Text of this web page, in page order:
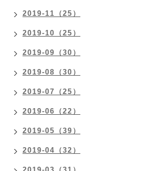
2019-11（25）
2019-10（25）
2019-09（30）
2019-08（30）
2019-07（25）
2019-06（22）
2019-05（39）
2019-04（32）